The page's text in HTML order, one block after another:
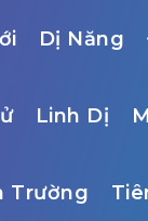
Dị Năng
Linh Dị
Trường